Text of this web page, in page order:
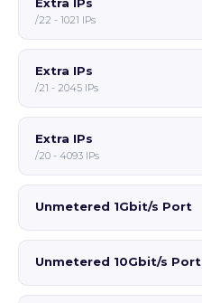
/22 - 1021 IPs
Extra IPs
/21 - 2045 IPs
Extra IPs
/20 - 4093 IPs
Unmetered 1Gbit/s Port
Unmetered 10Gbit/s Port